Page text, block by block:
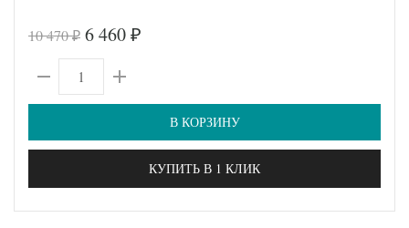
10 470₽ 6 460 ₽
В КОРЗИНУ
КУПИТЬ В 1 КЛИК